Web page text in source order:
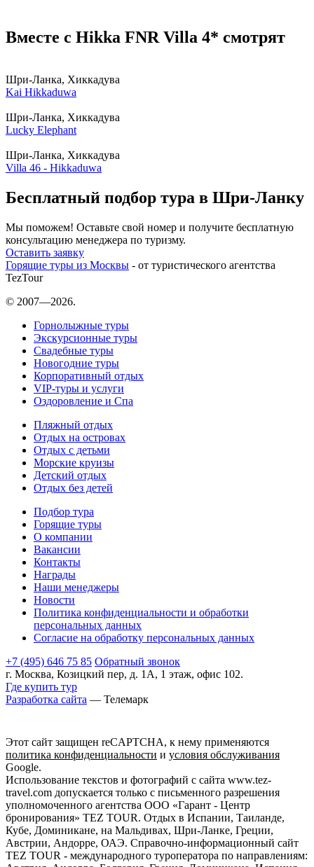
Вместе с Hikka FNR Villa 4* смотрят
Шри-Ланка, Хиккадува
Kai Hikkaduwa
Шри-Ланка, Хиккадува
Lucky Elephant
Шри-Ланка, Хиккадува
Villa 46 - Hikkaduwa
Бесплатный подбор тура в Шри-Ланку
Мы поможем! Оставьте свой номер и получите бесплатную
консультацию менеджера по туризму.
Оставить заявку
Горящие туры из Москвы - от туристического агентства
TezTour
© 2007—2026.
Горнолыжные туры
Экскурсионные туры
Свадебные туры
Новогодние туры
Корпоративный отдых
VIP-туры и услуги
Оздоровление и Спа
Пляжный отдых
Отдых на островах
Отдых с детьми
Морские круизы
Детский отдых
Отдых без детей
Подбор тура
Горящие туры
О компании
Вакансии
Контакты
Награды
Наши менеджеры
Новости
Политика конфиденциальности и обработки
персональных данных
Согласие на обработку персональных данных
+7 (495) 646 75 85 Обратный звонок
г. Москва, Козицкий пер, д. 1А, 1 этаж, офис 102.
Где купить тур
Разработка сайта — Телемарк
Этот сайт защищен reCAPTCHA, к нему применяются
политика конфиденциальности и условия обслуживания
Google.
Использование текстов и фотографий с сайта www.tez-
travel.com допускается только с письменного разрешения
уполномоченного агентства ООО «Гарант - Центр
бронирования» TEZ TOUR. Отдых в Испании, Таиланде,
Кубе, Доминикане, на Мальдивах, Шри-Ланке, Греции,
Австрии, Андорре, ОАЭ. Справочно-информационный сайт
TEZ TOUR - международного туроператора по направлениям: